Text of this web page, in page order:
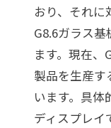
おり、それ
G8.6ガラス
ます。現在、
製品を生産す
います。具体
ディスプレイ